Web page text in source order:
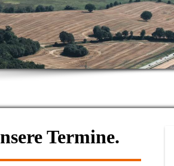
Termine.